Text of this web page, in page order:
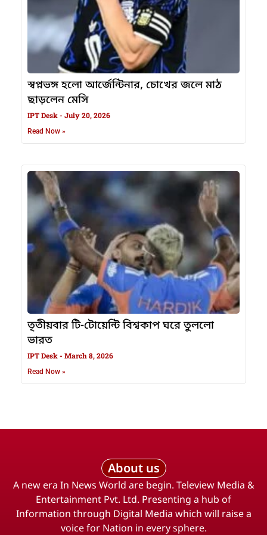
স্বপ্নভঙ্গ হলো আর্জেন্টিনার, চোখের জলে মাঠ
ছাড়লেন মেসি
IPT Desk July 20, 2026
Read Now »
তৃতীয়বার টি-টোয়েন্টি বিশ্বকাপ ঘরে তুললো
ভারত
IPT Desk March 8, 2026
Read Now »
About us
A new era In News World are begin. Teleview Media &
Entertainment Pvt. Ltd. Presenting a hub of
Information through Digital Media which will raise a
voice for Nation in every sphere.